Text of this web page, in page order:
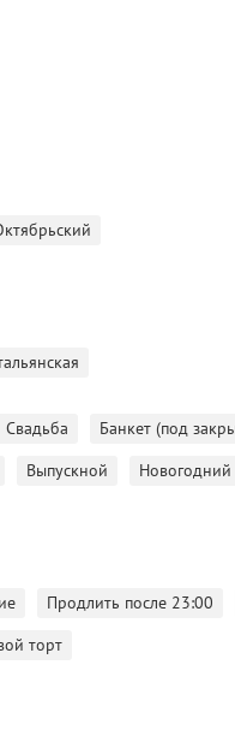
мы заработали
Свадьба Банкет (под
Выпускной
Продлить после 23:00
торт